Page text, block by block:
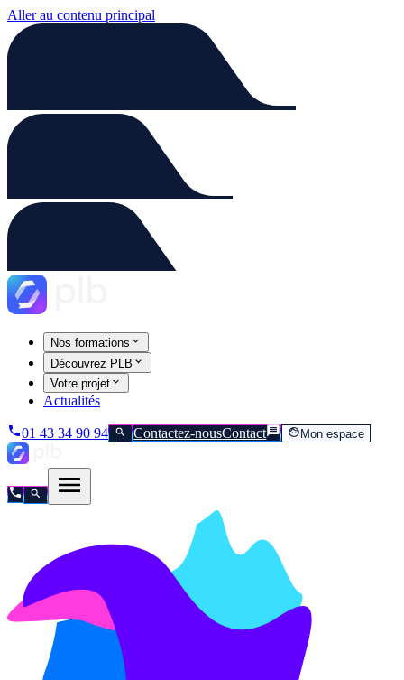
Aller au contenu principal
Nos formations
Découvrez PLB
Votre projet
Actualités
01 43 34 90 94 Contactez-nousContact Mon espace